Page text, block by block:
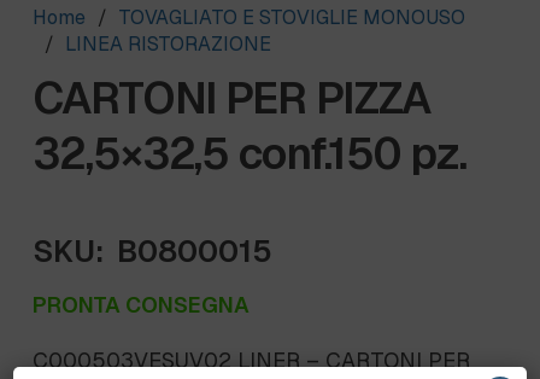
Home / TOVAGLIATO E STOVIGLIE MONOUSO
/
LINEA RISTORAZIONE
CARTONI PER PIZZA
32,5×32,5 conf.150 pz.
SKU: B0800015
PRONTA CONSEGNA
C000503VESUV02 LINER – CARTONI PER